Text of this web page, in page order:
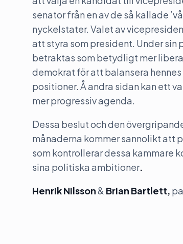
senator från en av de så kallade
nyckelstater. Valet av
att styra som president. Under
betraktas som betydligt mer
demokrat för att balansera
positioner. Å andra sidan kan ett
mer progressiv agenda.
Dessa beslut och den
månaderna kommer sannolikt att
som kontrollerar dessa kammare
sina politiska ambitioner.
Henrik Nilsson& Brian Bartlett,